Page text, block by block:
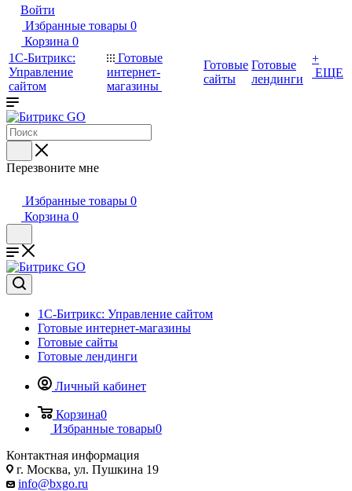
Войти
Избранные товары 0
Корзина 0
1С-Битрикс:
Управление
сайтом
Готовые
интернет-
магазины
Готовые
сайты
Готовые
лендинги
+
ЕЩЕ
Перезвоните мне
Избранные товары 0
Корзина 0
1С-Битрикс: Управление сайтом
Готовые интернет-магазины
Готовые сайты
Готовые лендинги
Личный кабинет
Корзина0
Избранные товары0
Контактная информация
г. Москва, ул. Пушкина 19
info@bxgo.ru